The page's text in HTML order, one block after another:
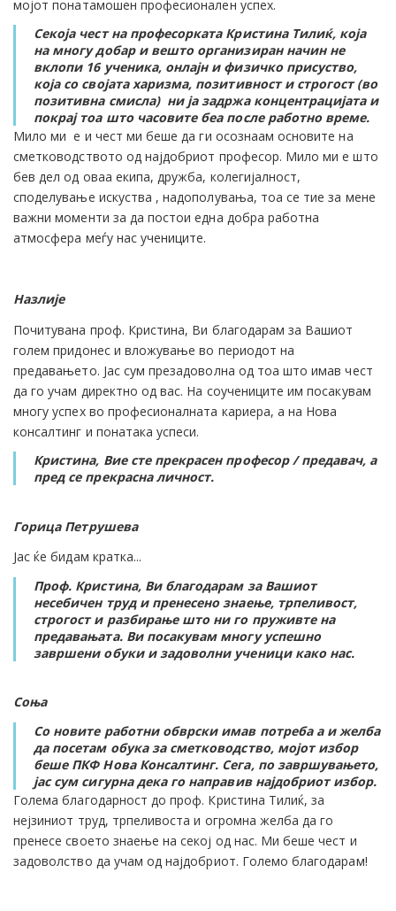
мојот понатамошен професионален успех.
Секоја чест на професорката Кристина Тилиќ, која
на многу добар и вешто организиран начин не
вклопи 16 ученика, онлајн и физичко присуство,
која со својата харизма, позитивност и строгост (во
позитивна смисла) ни ја задржа концентрацијата и
покрај тоа што часовите беа после работно време.
Мило ми е и чест ми беше да ги осознаам основите на
сметководството од најдобриот професор. Мило ми е што
бев дел од оваа екипа, дружба, колегијалност,
споделување искуства , надополувања, тоа се тие за мене
важни моменти за да постои една добра работна
атмосфера меѓу нас учениците.
Назлије
Почитувана проф. Кристина, Ви благодарам за Вашиот
голем придонес и вложување во периодот на
предавањето. Јас сум презадоволна од тоа што имав чест
да го учам директно од вас. На соучениците им посакувам
многу успех во професионалната кариера, а на Нова
консалтинг и понатака успеси.
Кристина, Вие сте прекрасен професор / предавач, а
пред се прекрасна личност.
Горица Петрушева
Јас ќе бидам кратка...
Проф. Кристина, Ви благодарам за Вашиот
несебичен труд и пренесено знаење, трпеливост,
строгост и разбирање што ни го пруживте на
предавањата. Ви посакувам многу успешно
завршени обуки и задоволни ученици како нас.
Соња
Со новите работни обврски имав потреба а и желба
да посетам обука за сметководство, мојот избор
беше ПКФ Нова Консалтинг. Сега, по завршувањето,
јас сум сигурна дека го направив најдобриот избор.
Голема благодарност до проф. Кристина Тилиќ, за
нејзиниот труд, трпеливоста и огромна желба да го
пренесе своето знаење на секој од нас. Ми беше чест и
задоволство да учам од најдобриот. Големо благодарам!